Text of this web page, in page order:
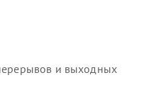
и выходных